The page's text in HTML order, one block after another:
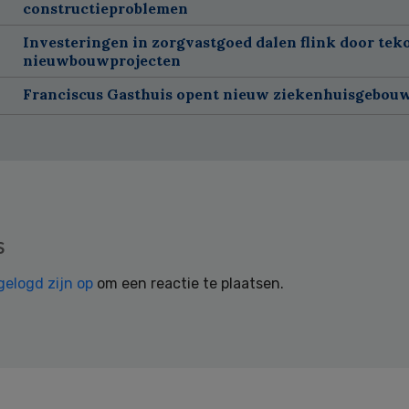
constructieproblemen
Investeringen in zorgvastgoed dalen flink door
nieuwbouwprojecten
Franciscus Gasthuis opent nieuw
zijn op om een reactie te plaatsen.